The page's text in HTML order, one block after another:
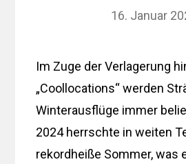
16. Januar
Im Zuge der Verlagerung
„Coollocations“ werden
Winterausflüge immer
2024 herrschte in weiten
rekordheiße Sommer, was